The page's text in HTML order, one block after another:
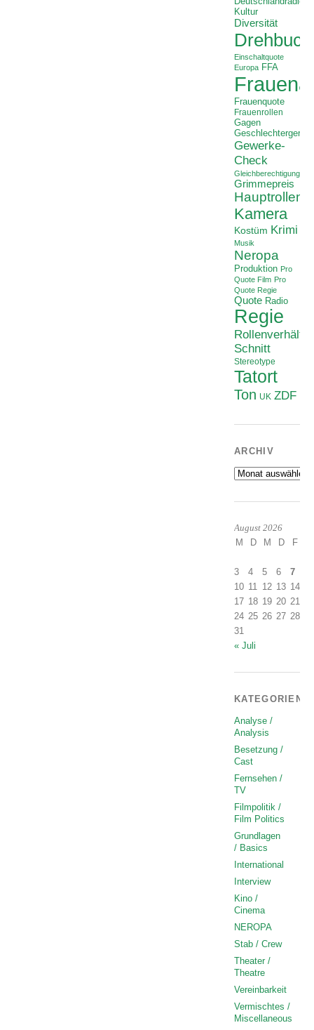
Kultur
Diversität
Drehbuch
Einschaltquote
Europa FFA
Frauenquote
Frauenrollen
Gagen
Gewerke-
Check
Gleichberechtigung
Grimmepreis
Hauptrollen
Kamera
Kostüm Krimi
Musik
Neropa
Produktion Pro
Quote Film Pro
Quote Regie
Quote Radio
Regie
Schnitt
Stereotype
Tatort
Ton UK ZDF
ARCHIV
Archiv
August 2026
M D M D F
3
4 5 6 7
10 11 12 13 14
17 18 19 20 21
24 25 26 27 28
31
« Juli
KATEGORIEN
Analyse /
Analysis
Besetzung /
Cast
Fernsehen /
TV
Filmpolitik /
Film Politics
Grundlagen
/ Basics
International
Interview
Kino /
Cinema
NEROPA
Stab / Crew
Theater /
Theatre
Vereinbarkeit
Vermischtes /
Miscellaneous